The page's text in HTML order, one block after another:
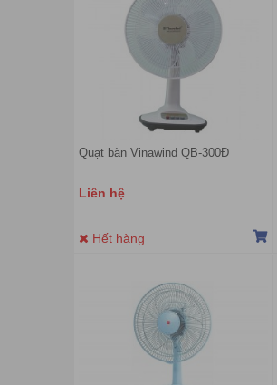
Quạt bàn Vinawind QB-300Đ
Liên hệ
Hết hàng